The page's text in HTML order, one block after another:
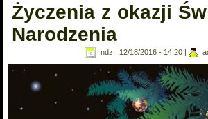
Życzenia z okazji
Narodzenia
ndz., 12/18/2016 - 14:20 |